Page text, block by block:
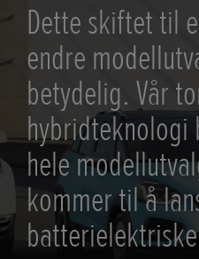
Dette skiftet til
endre
betydelig. Vår
hele
kommer til å